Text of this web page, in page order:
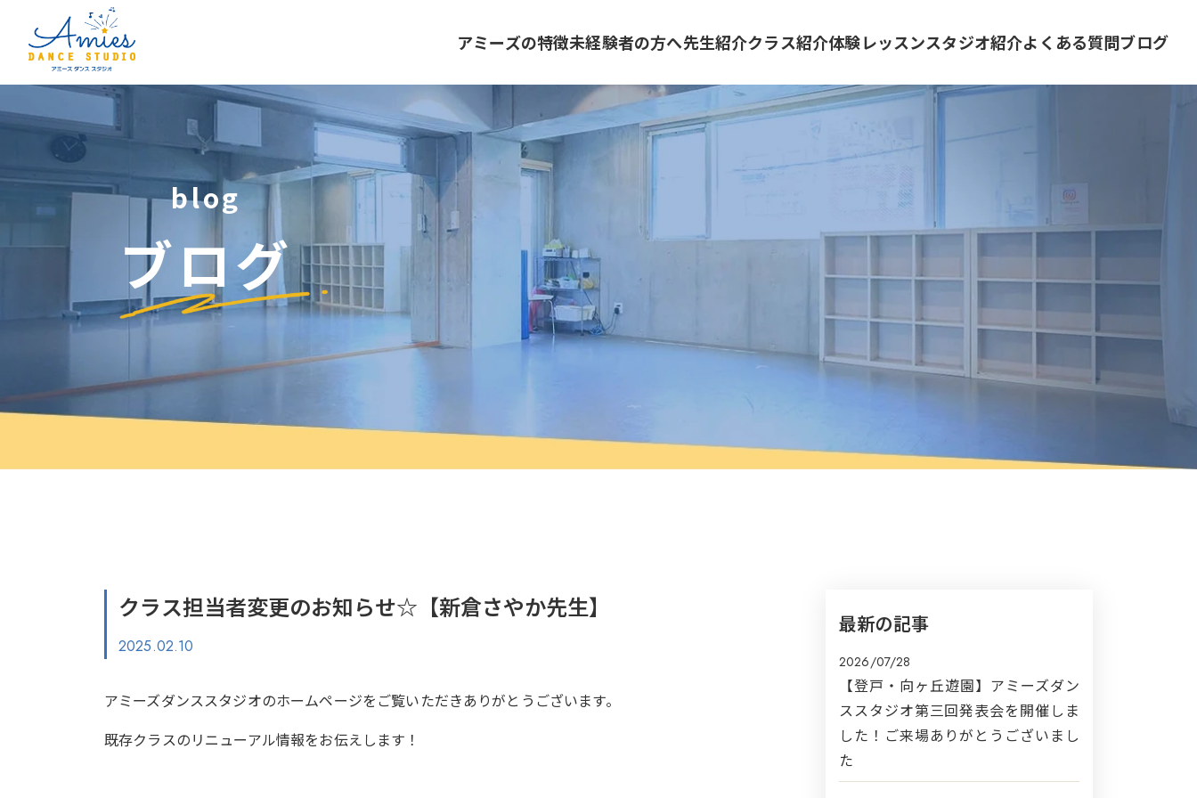
アミーズの特徴未経験者の方へ先生紹介クラス紹介体験レッスンスタジオ紹介よくある質問ブログ
blog
ブログ
クラス担当者変更のお知らせ☆【新倉さやか先生】
2025.02.10
アミーズダンススタジオのホームページをご覧いただきありがとうございます。
既存クラスのリニューアル情報をお伝えします！
最新の記事
2026/07/28
【登戸・向ヶ丘遊園】アミーズダン
ススタジオ第三回発表会を開催しま
した！ご来場ありがとうございまし
た